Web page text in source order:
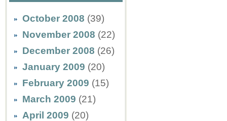
October 2008 (39)
November 2008 (22)
December 2008 (26)
January 2009 (20)
February 2009 (15)
March 2009 (21)
April 2009 (20)